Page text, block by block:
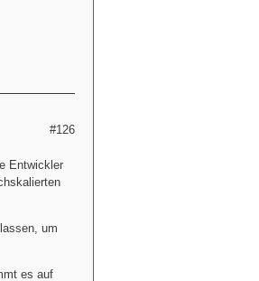
#126
Entwickler
um
es auf